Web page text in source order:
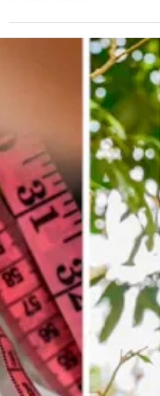
Cormacarena lidera alianza para desarrollar
ciencia y tecnología con enfoque ambiental
Con la destacada participación de líderes y expertos
en el ámbito ambiental de diversas organizaciones,
pasado 28 de septiembre, se...